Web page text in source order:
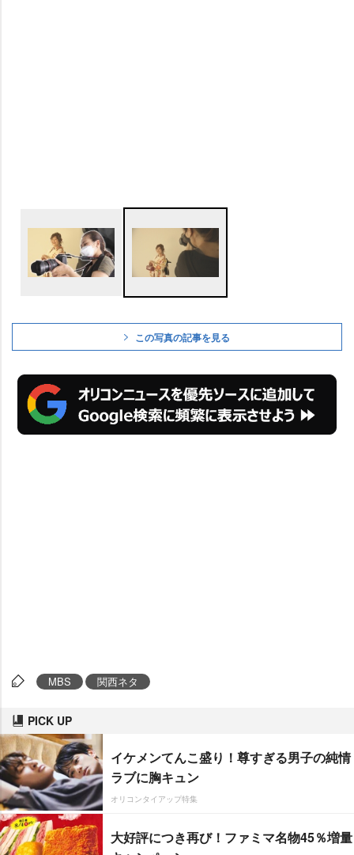
この写真の記事を見る
MBS 関西ネタ
PICK UP
イケメンてんこ盛り！尊すぎる男子の純情
ラブに胸キュン
オリコンタイアップ特集
大好評につき再び！ファミマ名物45％増量